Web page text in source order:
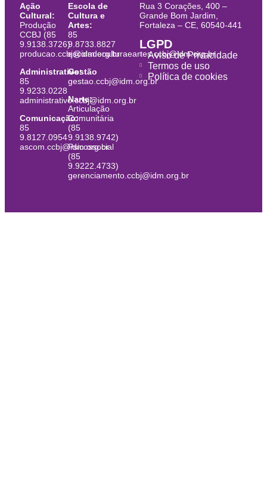
Ação
Cultural:
Produção
CCBJ (85
9.9138.3726)
producao.ccbj@idm.org.br
Administrativo:
85
9.9233.0228
administrativo.ccbj@idm.org.br
Comunicação:
85
9.8127.0954
ascom.ccbj@idm.org.br
Escola de
Cultura e
Artes:
85
9.8733.8827
escoladeculturaeartes.ccbj@idm.org.br
Gestão
gestao.ccbj@idm.org.br
Narte:
Articulação
Comunitária
(85
9.9138.9742)
Psicossocial
(85
9.9222.4733)
gerenciamento.ccbj@idm.org.br
Rua 3 Corações, 400 –
Grande Bom Jardim,
Fortaleza – CE, 60540-441
LGPD
Aviso de Privacidade
Termos de uso
Política de cookies